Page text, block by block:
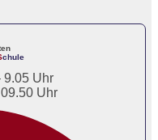
chule
9.05 Uhr
Uhr